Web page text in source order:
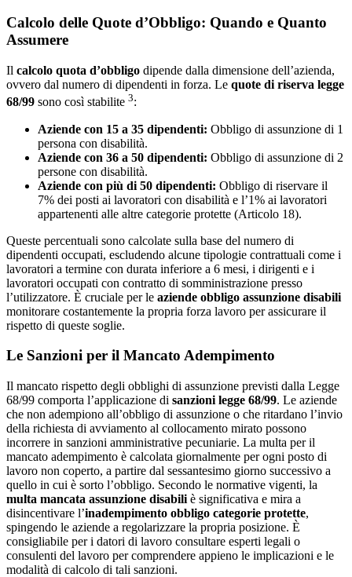
Calcolo delle Quote d’Obbligo: Quando e Quanto
Assumere
Il calcolo quota d’obbligo dipende dalla dimensione dell’azienda,
ovvero dal numero di dipendenti in forza. Le quote di riserva legge
68/99 sono così stabilite 3:
Aziende con 15 a 35 dipendenti: Obbligo di assunzione di 1
persona con disabilità.
Aziende con 36 a 50 dipendenti: Obbligo di assunzione di 2
persone con disabilità.
Aziende con più di 50 dipendenti: Obbligo di riservare il
7% dei posti ai lavoratori con disabilità e l’1% ai lavoratori
appartenenti alle altre categorie protette (Articolo 18).
Queste percentuali sono calcolate sulla base del numero di
dipendenti occupati, escludendo alcune tipologie contrattuali come i
lavoratori a termine con durata inferiore a 6 mesi, i dirigenti e i
lavoratori occupati con contratto di somministrazione presso
l’utilizzatore. È cruciale per le aziende obbligo assunzione disabili
monitorare costantemente la propria forza lavoro per assicurare il
rispetto di queste soglie.
Le Sanzioni per il Mancato Adempimento
Il mancato rispetto degli obblighi di assunzione previsti dalla Legge
68/99 comporta l’applicazione di sanzioni legge 68/99. Le aziende
che non adempiono all’obbligo di assunzione o che ritardano l’invio
della richiesta di avviamento al collocamento mirato possono
incorrere in sanzioni amministrative pecuniarie. La multa per il
mancato adempimento è calcolata giornalmente per ogni posto di
lavoro non coperto, a partire dal sessantesimo giorno successivo a
quello in cui è sorto l’obbligo. Secondo le normative vigenti, la
multa mancata assunzione disabili è significativa e mira a
disincentivare l’inadempimento obbligo categorie protette,
spingendo le aziende a regolarizzare la propria posizione. È
consigliabile per i datori di lavoro consultare esperti legali o
consulenti del lavoro per comprendere appieno le implicazioni e le
modalità di calcolo di tali sanzioni.